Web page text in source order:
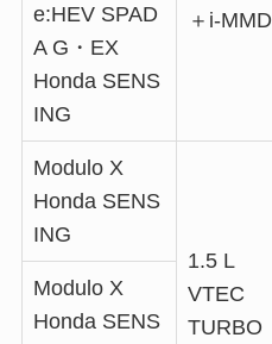
＋i-MMD
e:HEV SPAD
A G・EX
Honda SENS
ING
Modulo X
Honda SENS
ING
1.5 L
VTEC
TURBO
Modulo X
Honda SENS